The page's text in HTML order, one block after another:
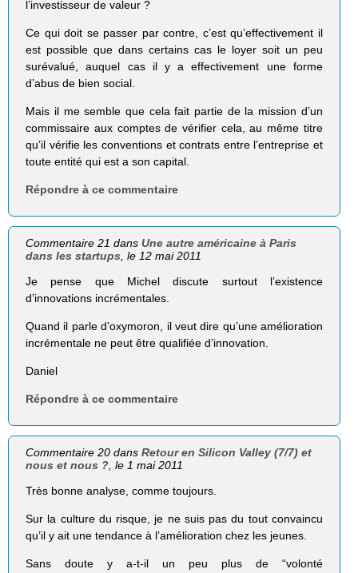
l’investisseur de valeur ?
Ce qui doit se passer par contre, c’est qu’effectivement il
est possible que dans certains cas le loyer soit un peu
surévalué, auquel cas il y a effectivement une forme
d’abus de bien social.
Mais il me semble que cela fait partie de la mission d’un
commissaire aux comptes de vérifier cela, au même titre
qu’il vérifie les conventions et contrats entre l’entreprise et
toute entité qui est a son capital.
Répondre à ce commentaire
Commentaire 21 dansUne autre américaine à Paris
dans les startups , le 12 mai 2011
Je pense que Michel discute surtout l’existence
d’innovations incrémentales.
Quand il parle d’oxymoron, il veut dire qu’une amélioration
incrémentale ne peut être qualifiée d’innovation.
Daniel
Répondre à ce commentaire
Commentaire 20 dansRetour en Silicon Valley (7/7) et
nous et nous ?, le 1 mai 2011
Très bonne analyse, comme toujours.
Sur la culture du risque, je ne suis pas du tout convaincu
qu’il y ait une tendance à l’amélioration chez les jeunes.
Sans doute y a-t-il un peu plus de “volonté